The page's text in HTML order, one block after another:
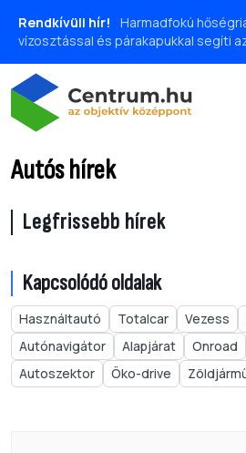
Rendkívüli hír!
Harmadfokú
vízosztással és párakapukkal segíti
Autós hírek
Legfrissebb hírek
Kapcsolódó oldalak
Használtautó Totalcar Vezess
Autónavigátor
Alapjárat Onroad
Autoszektor
Öko-drive